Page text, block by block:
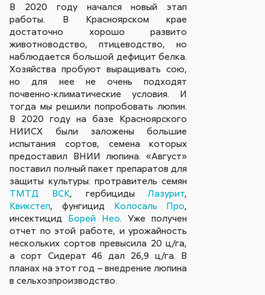
В 2020 году начался новый этап
работы. В Красноярском крае
достаточно хорошо развито
животноводство, птицеводство, но
наблюдается большой дефицит белка.
Хозяйства пробуют выращивать сою,
но для нее не очень подходят
почвенно-климатические условия. И
тогда мы решили попробовать люпин.
В 2020 году на базе Красноярского
НИИСХ были заложены большие
испытания сортов, семена которых
предоставил ВНИИ люпина. «Август»
поставил полный пакет препаратов для
защиты культуры: протравитель семян
ТМТД ВСК, гербицидыЛазурит,
Квикстеп, фунгицид Колосаль Про,
инсектицид Борей Нео. Уже получен
отчет по этой работе, и урожайность
нескольких сортов превысила 20 ц/га,
а сорт Сидерат 46 дал 26,9 ц/га. В
планах на этот год – внедрение люпина
в сельхозпроизводство.